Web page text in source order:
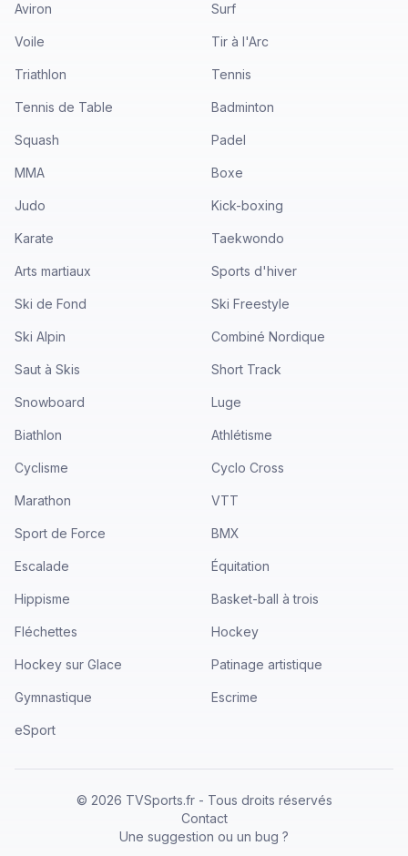
Aviron Surf
Voile Tir à l'Arc
Triathlon Tennis
Tennis de Table Badminton
Squash Padel
MMA Boxe
Judo Kick-boxing
Karate Taekwondo
Arts martiaux Sports d'hiver
Ski de Fond Ski Freestyle
Ski Alpin Combiné Nordique
Saut à Skis Short Track
Snowboard Luge
Biathlon Athlétisme
Cyclisme Cyclo Cross
Marathon VTT
Sport de Force BMX
Escalade Équitation
Hippisme Basket-ball à trois
Fléchettes Hockey
Hockey sur Glace Patinage artistique
Gymnastique Escrime
eSport
© 2026 TVSports.fr - Tous droits réservés
Contact
Une suggestion ou un bug ?